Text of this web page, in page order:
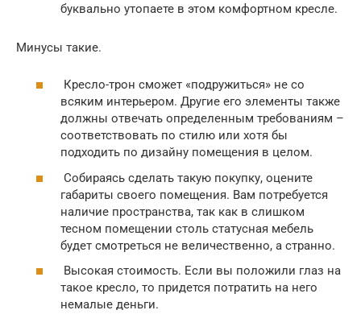
буквально утопаете в этом комфортном кресле.
Минусы такие.
Кресло-трон сможет «подружиться» не со
всяким интерьером. Другие его элементы также
должны отвечать определенным требованиям –
соответствовать по стилю или хотя бы
подходить по дизайну помещения в целом.
Собираясь сделать такую покупку, оцените
габариты своего помещения. Вам потребуется
наличие пространства, так как в слишком
тесном помещении столь статусная мебель
будет смотреться не величественно, а странно.
Высокая стоимость. Если вы положили глаз на
такое кресло, то придется потратить на него
немалые деньги.